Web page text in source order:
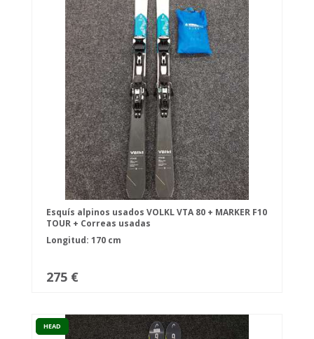
Esquís alpinos usados VOLKL VTA 80 + MARKER F10
TOUR + Correas usadas
Longitud: 170 cm
275 €
HEAD